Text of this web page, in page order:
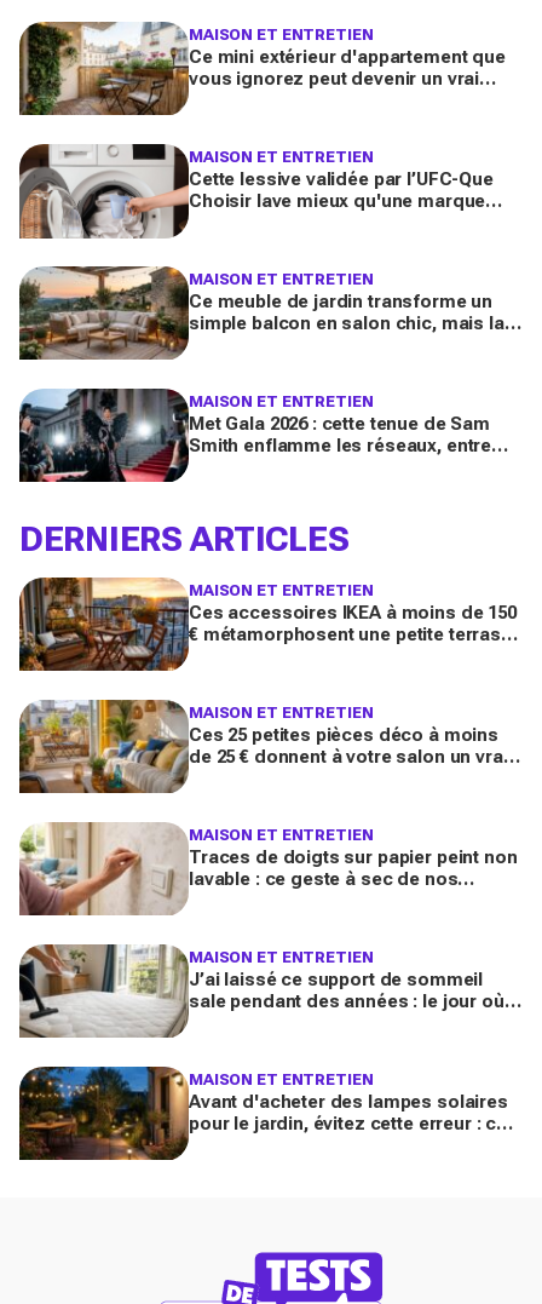
MAISON ET ENTRETIEN
Ce mini extérieur d'appartement que
vous ignorez peut devenir un vrai
MAISON ET ENTRETIEN
Cette lessive validée par l’UFC-Que
Choisir lave mieux qu'une marque
MAISON ET ENTRETIEN
Ce meuble de jardin transforme un
simple balcon en salon chic, mais la
MAISON ET ENTRETIEN
Met Gala 2026 : cette tenue de Sam
Smith enflamme les réseaux, entre
DERNIERS ARTICLES
MAISON ET ENTRETIEN
Ces accessoires IKEA à moins de 150
€ métamorphosent une petite terrasse
MAISON ET ENTRETIEN
Ces 25 petites pièces déco à moins
de 25 € donnent à votre salon un vrai
MAISON ET ENTRETIEN
Traces de doigts sur papier peint non
lavable : ce geste à sec de nos
MAISON ET ENTRETIEN
J’ai laissé ce support de sommeil
sale pendant des années : le jour où
MAISON ET ENTRETIEN
Avant d'acheter des lampes solaires
pour le jardin, évitez cette erreur : ces